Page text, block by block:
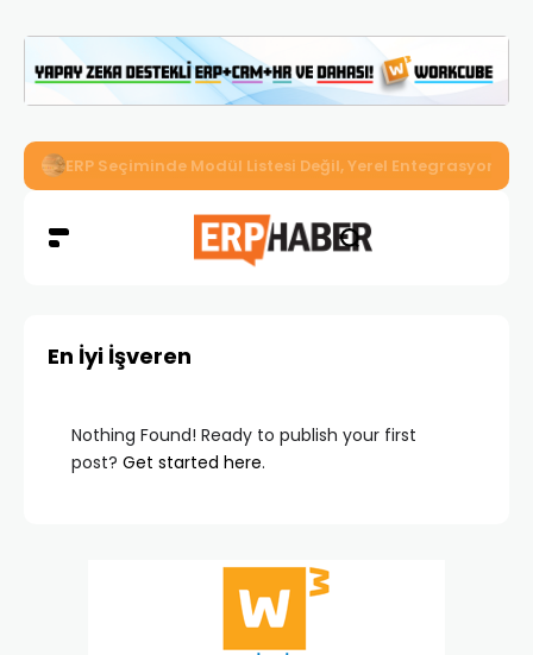
İkizler Aydınlatma, Workcube ERP ile Üretim, Satış ve
En İyi İşveren
Nothing Found! Ready to publish your first
post? Get started here.